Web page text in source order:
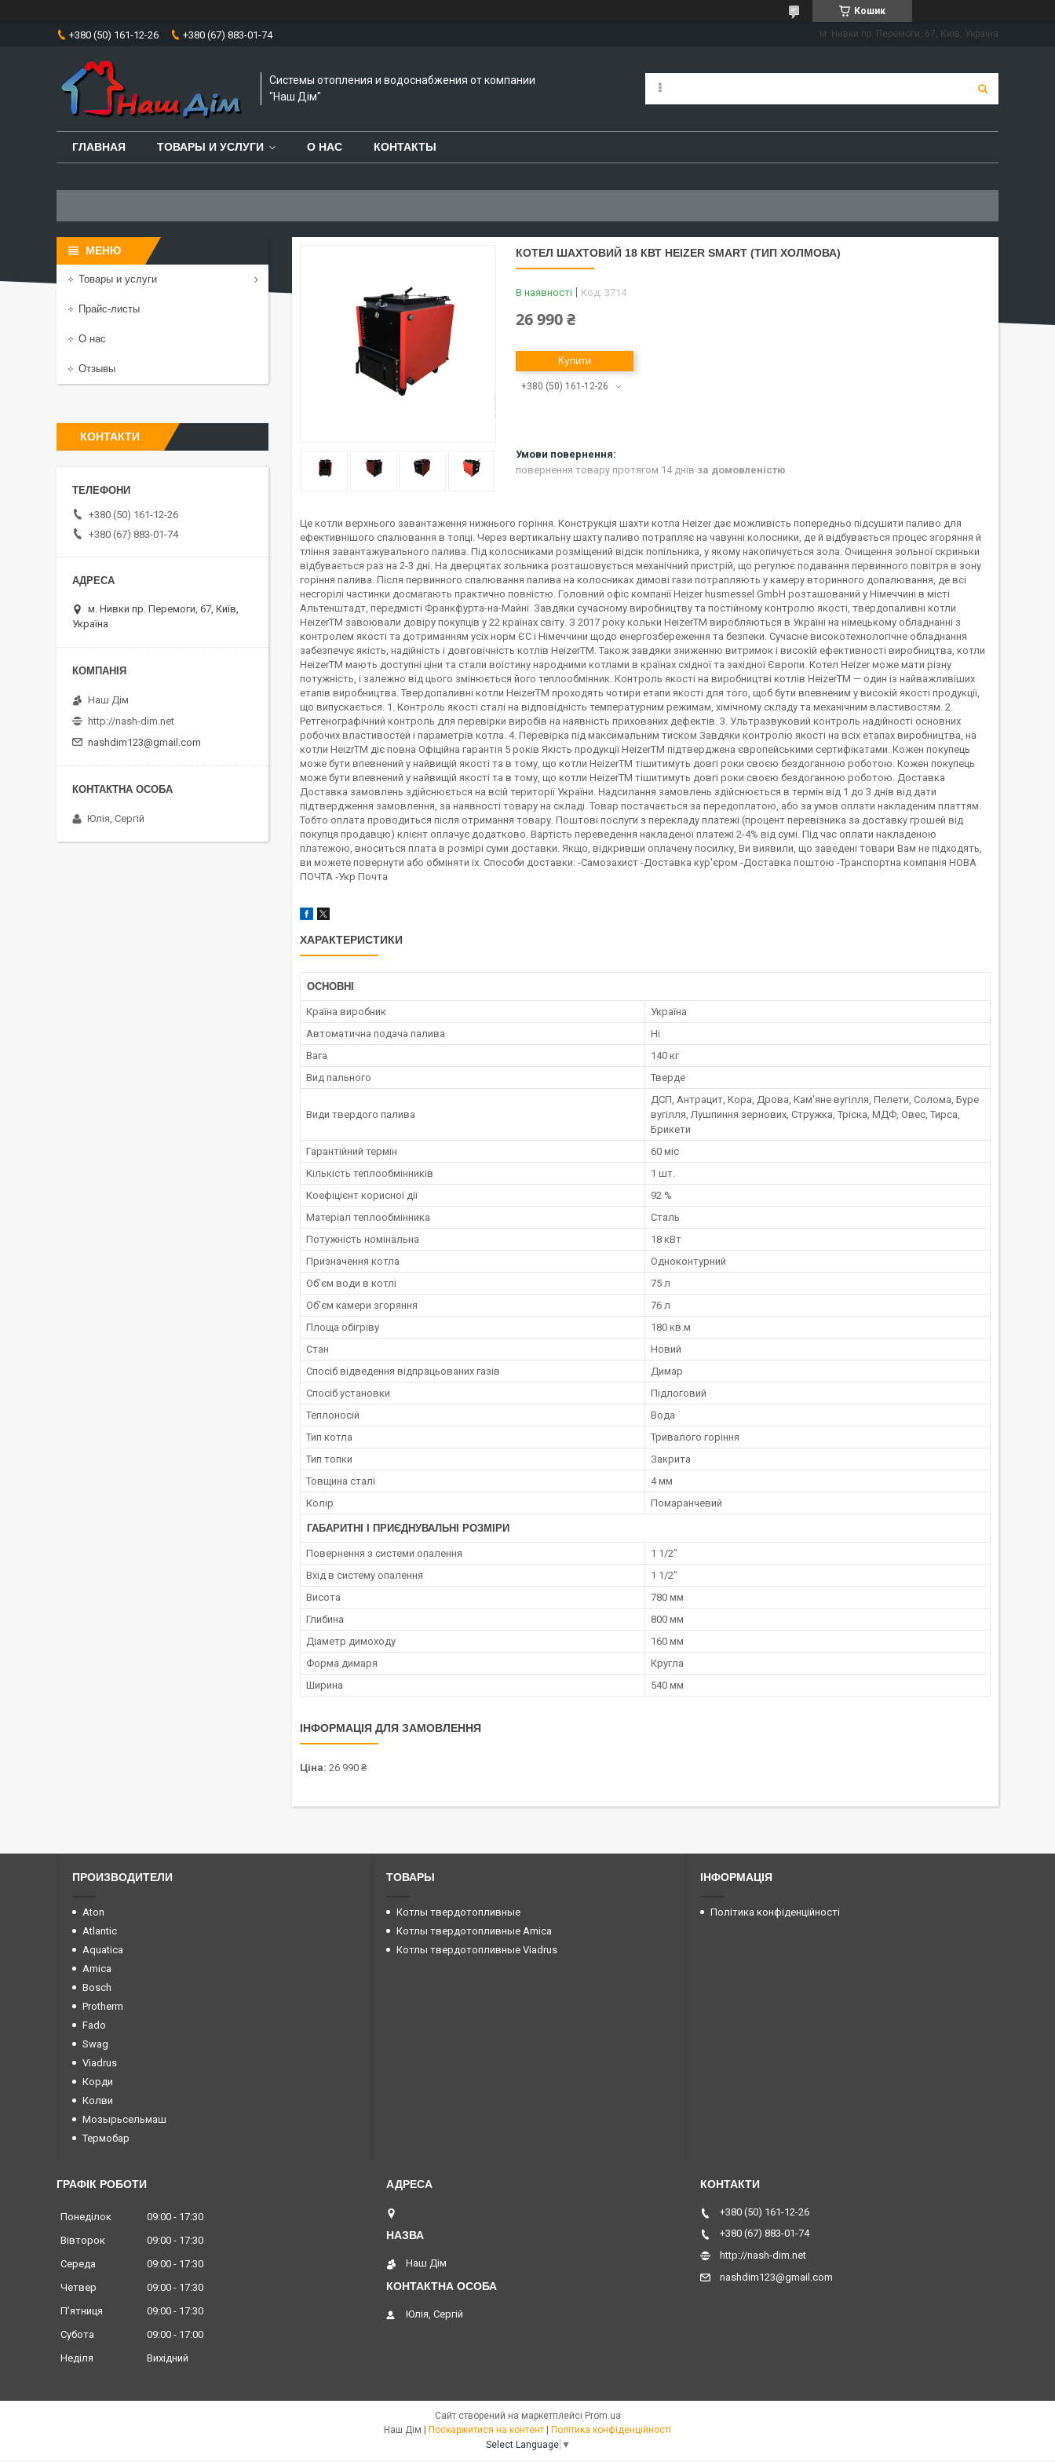
Кошик
+380 (50) 161-12-26 +380 (67) 883-01-74 м. Нивки пр. Перемоги, 67, Київ, Україна
Системы отопления и водоснабжения от компании
"Наш Дім"
ГЛАВНАЯ ТОВАРЫ И УСЛУГИ О НАС КОНТАКТЫ
КОТЕЛ ШАХТОВИЙ 18 КВТ HEIZER SMART (ТИП ХОЛМОВА)
В наявності Код: 3714
26 990 ₴
Купити
+380 (50) 161-12-26
повернення товару протягом 14 днів за домовленістю
Це котли верхнього завантаження нижнього горіння. Конструкція шахти котла Heizer дає можливість попередньо підсушити паливо для
ефективнішого спалювання в топці. Через вертикальну шахту паливо потрапляє на чавунні колосники, де й відбувається процес згоряння й
тління завантажувального палива. Під колосниками розміщений відсік попільника, у якому накопичується зола. Очищення зольної скриньки
відбувається раз на 2-3 дні. На дверцятах зольника розташовується механічний пристрій, що регулює подавання первинного повітря в зону
горіння палива. Після первинного спалювання палива на колосниках димові гази потрапляють у камеру вторинного допалювання, де всі
несгорілі частинки досмагають практично повністю. Головний офіс компанії Heizer husmessel GmbH розташований у Німеччині в місті
Альтенштадт, передмісті Франкфурта-на-Майні. Завдяки сучасному виробництву та постійному контролю якості, твердопаливні котли
HeizerTM завоювали довіру покупців у 22 країнах світу. З 2017 року кольки HeizerTM виробляються в Україні на німецькому обладнанні з
контролем якості та дотриманням усіх норм ЄС і Німеччини щодо енергозбереження та безпеки. Сучасне високотехнологічне обладнання
забезпечує якість, надійність і довговічність котлів HeizerTM. Також завдяки зниженню витримок і високій ефективності виробництва, котли
HeizerTM мають доступні ціни та стали воістину народними котлами в країнах східної та західної Європи. Котел Heizer може мати різну
потужність, і залежно від цього змінюється його теплообмінник. Контроль якості на виробництві котлів HeizerTM — один із найважливіших
етапів виробництва. Твердопаливні котли HeizerTM проходять чотири етапи якості для того, щоб бути впевненим у високій якості продукції,
що випускається. 1. Контроль якості сталі на відповідність температурним режимам, хімічному складу та механічним властивостям. 2.
Ретгенографічний контроль для перевірки виробів на наявність прихованих дефектів. 3. Ультразвуковий контроль надійності основних
робочих властивостей і параметрів котла. 4. Перевірка під максимальним тиском Завдяки контролю якості на всіх етапах виробництва, на
котли HeizrTM діє повна Офіційна гарантія 5 років Якість продукції HeizerTM підтверджена європейськими сертифікатами. Кожен покупець
може бути впевнений у найвищій якості та в тому, що котли HeizerTM тішитимуть довгі роки своєю бездоганною роботою. Кожен покупець
може бути впевнений у найвищій якості та в тому, що котли HeizerTM тішитимуть довгі роки своєю бездоганною роботою. Доставка
Доставка замовлень здійснюється на всій території України. Надсилання замовлень здійснюється в термін від 1 до 3 днів від дати
підтвердження замовлення, за наявності товару на складі. Товар постачається за передоплатою, або за умов оплати накладеним платтям.
Тобто оплата проводиться після отримання товару. Поштові послуги з перекладу платежі (процент перевізника за доставку грошей від
покупця продавцю) клієнт оплачує додатково. Вартість переведення накладеної платежі 2-4% від сумі. Під час оплати накладеною
платежою, вноситься плата в розмірі суми доставки. Якщо, відкривши оплачену посилку, Ви виявили, що заведені товари Вам не підходять,
ви можете повернути або обміняти їх. Способи доставки: -Самозахист -Доставка кур'єром -Доставка поштою -Транспортна компанія НОВА
ПОЧТА -Укр Почта
ХАРАКТЕРИСТИКИ
ОСНОВНІ
Країна виробник
Україна
Автоматична подача палива
Ні
Вага
140 кг
Вид пального
Тверде
Види твердого палива
ДСП, Антрацит, Кора, Дрова, Кам'яне вугілля, Пелети, Солома, Буре
вугілля, Лушпиння зернових, Стружка, Тріска, МДФ, Овес, Тирса,
Брикети
Гарантійний термін
60 міс
Кількість теплообмінників
1 шт.
Коефіцієнт корисної дії
92 %
Матеріал теплообмінника
Сталь
Потужність номінальна
18 кВт
Призначення котла
Одноконтурний
Об'єм води в котлі
75 л
Об'єм камери згоряння
76 л
Площа обігріву
180 кв.м
Стан
Новий
Спосіб відведення відпрацьованих газів
Димар
Спосіб установки
Підлоговий
Теплоносій
Вода
Тип котла
Тривалого горіння
Тип топки
Закрита
Товщина сталі
4 мм
Колір
Помаранчевий
ГАБАРИТНІ І ПРИЄДНУВАЛЬНІ РОЗМІРИ
Повернення з системи опалення
1 1/2"
Вхід в систему опалення
1 1/2"
Висота
780 мм
Глибина
800 мм
Діаметр димоходу
160 мм
Форма димаря
Кругла
Ширина
540 мм
ІНФОРМАЦІЯ ДЛЯ ЗАМОВЛЕННЯ
Ціна: 26 990 ₴
Товары и услуги
Прайс-листы
О нас
Отзывы
КОНТАКТИ
+380 (50) 161-12-26
+380 (67) 883-01-74
м. Нивки пр. Перемоги, 67, Київ,
Україна
Наш Дім
http://nash-dim.net
nashdim123@gmail.com
Юлія, Сергій
ПРОИЗВОДИТЕЛИ
Aton
Atlantic
Aquatica
Amica
Bosch
Protherm
Fado
Swag
Viadrus
Корди
Колви
Мозырьсельмаш
Термобар
ТОВАРЫ
Котлы твердотопливные
Котлы твердотопливные Amica
Котлы твердотопливные Viadrus
ІНФОРМАЦІЯ
Політика конфіденційності
ГРАФІК РОБОТИ
Понеділок 09:00
17:30
Вівторок
09:00
17:30
Середа
09:00
17:30
Четвер
09:00
17:30
Пʼятниця
09:00
17:30
Субота
09:00
17:00
Неділя
Вихідний
Наш Дім
Юлія, Сергій
+380 (50) 161-12-26
+380 (67) 883-01-74
http://nash-dim.net
nashdim123@gmail.com
Сайт створений на маркетплейсі Prom.ua
Поскаржитися на контент
Політика конфіденційності
Select Language ▼